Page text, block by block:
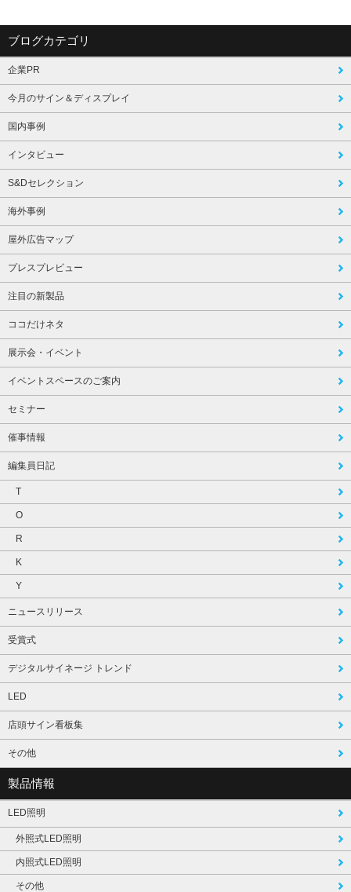
ブログカテゴリ
企業PR
今月のサイン＆ディスプレイ
国内事例
インタビュー
S&Dセレクション
海外事例
屋外広告マップ
プレスプレビュー
注目の新製品
ココだけネタ
展示会・イベント
イベントスペースのご案内
セミナー
催事情報
編集員日記
T
O
R
K
Y
ニュースリリース
受賞式
デジタルサイネージ トレンド
LED
店頭サイン看板集
その他
製品情報
LED照明
外照式LED照明
内照式LED照明
その他